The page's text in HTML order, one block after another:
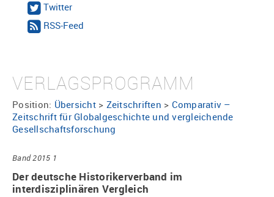
Twitter
RSS-Feed
VERLAGSPROGRAMM
Position: Übersicht> Zeitschriften > Comparativ –
Zeitschrift für Globalgeschichte und vergleichende
Gesellschaftsforschung
Band 2015 1
Der deutsche Historikerverband im
interdisziplinären Vergleich